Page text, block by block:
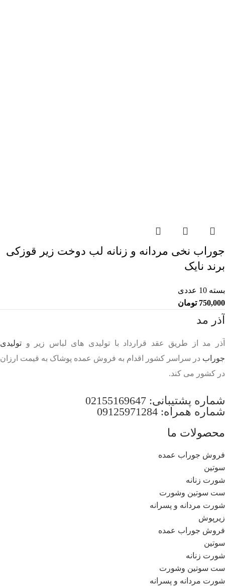
جوراب نخی مردانه و زنانه لب دوخت زیر قوزکی
برند نایک
بسته 10 عددی
750,000 تومان
آذر مد
آذر مد از طریق عقد قرارداد با تولیدی های لباس زیر و تولیدی
جوراب در سراسر کشور اقدام به فروش عمده پوشاک به قیمت ارزان
در کشور می کند.
شماره پشتیبانی: 02155169647
شماره همراه: 09125971284
محصولات ما
فروش جوراب عمده
سوتین
شورت زنانه
ست سوتین وشورت
شورت مردانه و پسرانه
زیرپوش
فروش جوراب عمده
سوتین
شورت زنانه
ست سوتین وشورت
شورت مردانه و پسرانه